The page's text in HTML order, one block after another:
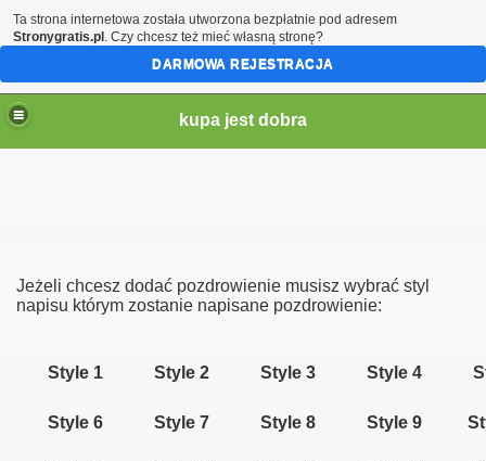
kupa jest dobra
Jeżeli chcesz dodać pozdrowienie musisz wybrać styl
napisu którym zostanie napisane pozdrowienie:
Style 1 Style 2 Style 3 Style 4
Style 6 Style 7 Style 8 Style 9
Ta strona internetowa została utworzona bezpłatnie pod adresem
Stronygratis.pl . Czy chcesz też mieć własną stronę?
DARMOWA REJESTRACJA